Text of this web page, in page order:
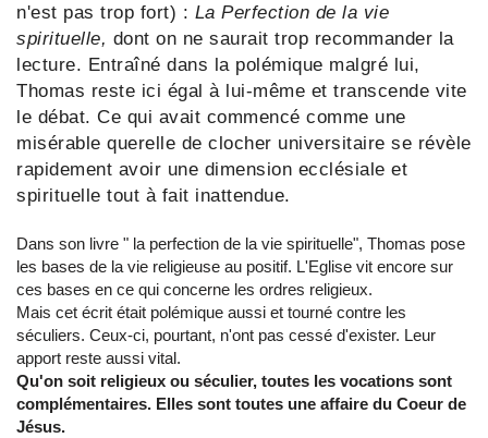
n'est pas trop fort) : La Perfection de la vie
spirituelle, dont on ne saurait trop recommander la
lecture. Entraîné dans la polémique malgré lui,
Thomas reste ici égal à lui-même et transcende vite
le débat. Ce qui avait commencé comme une
misérable querelle de clocher universitaire se révèle
rapidement avoir une dimension ecclésiale et
spirituelle tout à fait inattendue.
Dans son livre " la perfection de la vie spirituelle", Thomas pose
les bases de la vie religieuse au positif. L'Eglise vit encore sur
ces bases en ce qui concerne les ordres religieux.
Mais cet écrit était polémique aussi et tourné contre les
séculiers. Ceux-ci, pourtant, n'ont pas cessé d'exister. Leur
apport reste aussi vital.
Qu'on soit religieux ou séculier, toutes les vocations sont
complémentaires. Elles sont toutes une affaire du Coeur de
Jésus.